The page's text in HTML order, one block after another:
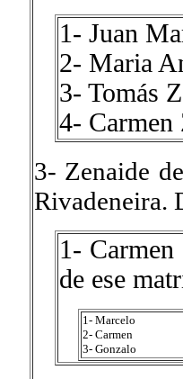
1- Juan
2- Maria
3- Tomás
4- Carmen
3- Zenaide
Rivadeneira.
1-
de ese
1- Marcelo
2- Carmen
3- Gonzalo